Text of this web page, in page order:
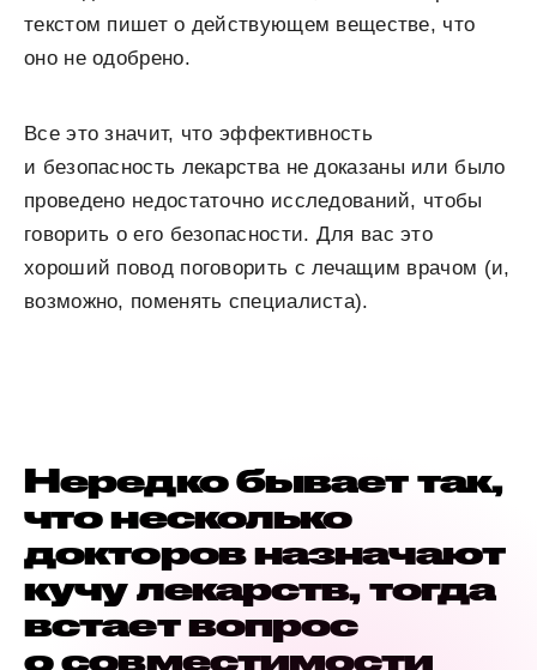
текстом пишет о действующем веществе, что
оно не одобрено.
Все это значит, что эффективность
и безопасность лекарства не доказаны или было
проведено недостаточно исследований, чтобы
говорить о его безопасности. Для вас это
хороший повод поговорить с лечащим врачом (и,
возможно, поменять специалиста).
Нередко бывает так,
что несколько
докторов назначают
кучу лекарств, тогда
встает вопрос
о совместимости